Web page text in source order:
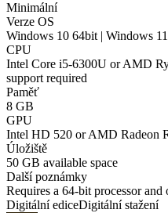
Minimální
Verze OS
Windows 10 64bit | Windows
CPU
Intel Core i5-6300U or AMD
support required
Paměť
8 GB
GPU
Intel HD 520 or AMD Radeon
Úložiště
50 GB available space
Další poznámky
Requires a 64-bit processor
Digitální ediceDigitální stažení